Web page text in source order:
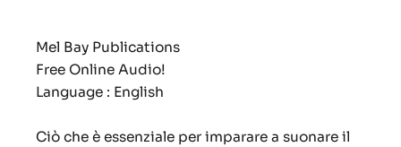
Mel Bay Publications
Free Online Audio!
Language : English
Ciò che è essenziale per imparare a suonare il